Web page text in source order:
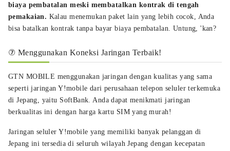
biaya pembatalan meski membatalkan kontrak di tengah
pemakaian. Kalau menemukan paket lain yang lebih cocok, Anda
bisa batalkan kontrak tanpa bayar biaya pembatalan. Untung, 'kan?
⑦ Menggunakan Koneksi Jaringan Terbaik!
GTN MOBILE menggunakan jaringan dengan kualitas yang sama
seperti jaringan Y!mobile dari perusahaan telepon seluler terkemuka
di Jepang, yaitu SoftBank. Anda dapat menikmati jaringan
berkualitas ini dengan harga kartu SIM yang murah!
Jaringan seluler Y!mobile yang memiliki banyak pelanggan di
Jepang ini tersedia di seluruh wilayah Jepang dengan kecepatan